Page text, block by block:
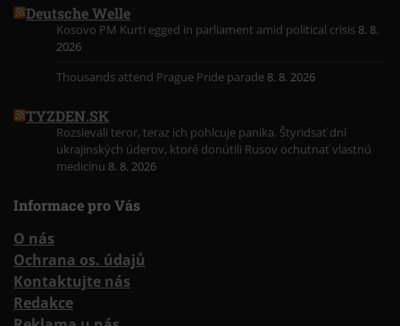
Deutsche Welle
Kosovo PM Kurti egged in parliament amid political crisis 8. 8.
2026
Thousands attend Prague Pride parade 8. 8. 2026
TYZDEN.SK
Rozsievali teror, teraz ich pohlcuje panika. Štyridsať dní
ukrajinských úderov, ktoré donútili Rusov ochutnať vlastnú
medicínu 8. 8. 2026
Informace pro Vás
O nás
Ochrana os. údajů
Kontaktujte nás
Redakce